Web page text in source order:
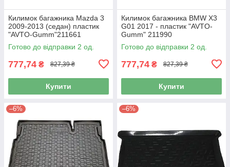
Килимок багажника Mazda 3
2009-2013 (седан) пластик
"AVTO-Gumm"211661
Готово до відправки 2 од.
777,74 ₴ 827,39 ₴
Купити
Килимок багажника BMW X3
G01 2017 - пластик "AVTO-
Gumm" 211990
Готово до відправки 2 од.
777,74 ₴ 827,39 ₴
Купити
–6% –6%